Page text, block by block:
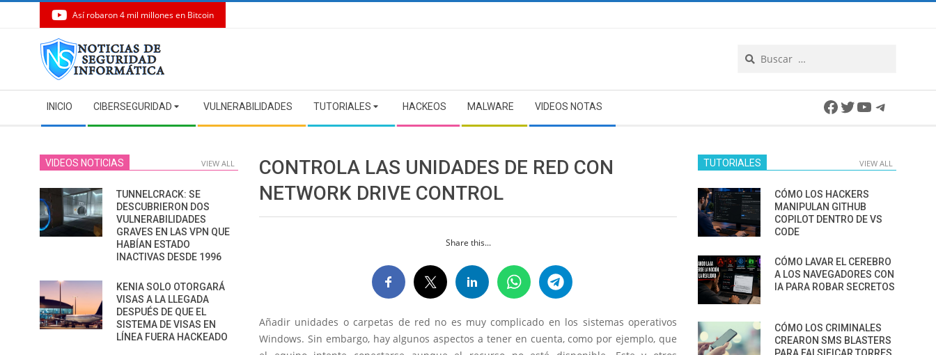
Así robaron 4 mil millones en Bitcoin
Navigation
Menu
INICIO CIBERSEGURIDAD VULNERABILIDADES TUTORIALES HACKEOS MALWARE VIDEOS NOTAS Facebook
Twitter
YouTube
CONTROLA LAS UNIDADES DE RED CON
NETWORK DRIVE CONTROL
Share this...
Añadir unidades o carpetas de red no es muy complicado en los sistemas operativos
Windows. Sin embargo, hay algunos aspectos a tener en cuenta, como por ejemplo, que
VIDEOS NOTICIAS VIEW ALL
TUNNELCRACK: SE
DESCUBRIERON DOS
VULNERABILIDADES
GRAVES EN LAS VPN QUE
HABÍAN ESTADO
INACTIVAS DESDE 1996
KENIA SOLO OTORGARÁ
VISAS A LA LLEGADA
DESPUÉS DE QUE EL
SISTEMA DE VISAS EN
LÍNEA FUERA HACKEADO
TUTORIALES VIEW ALL
CÓMO LOS HACKERS
MANIPULAN GITHUB
COPILOT DENTRO DE VS
CODE
CÓMO LAVAR EL CEREBRO
A LOS NAVEGADORES CON
IA PARA ROBAR SECRETOS
CÓMO LOS CRIMINALES
CREARON SMS BLASTERS